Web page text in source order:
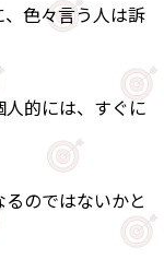
色々言う人は訴
的には、すぐに
るのではないかと